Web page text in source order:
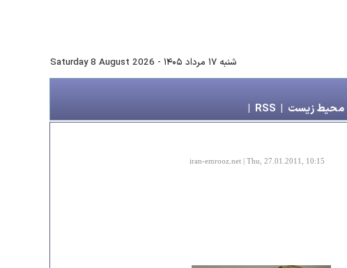
شنبه ۱۷ مرداد ۱۴۰۵ -
Saturday 8 August 2026
محیط زیست |
RSS
|
iran-emrooz.net | Thu, 27.01.2011, 10:15